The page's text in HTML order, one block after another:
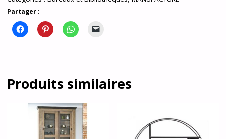
Partager :
Produits similaires